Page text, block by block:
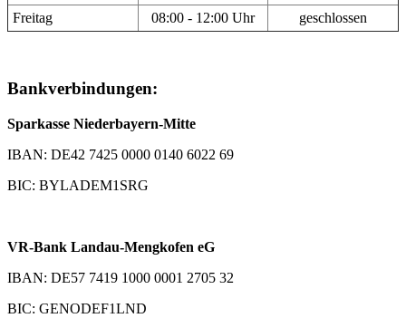
Freitag
08:00 - 12:00 Uhr geschlossen
Bankverbindungen:
Sparkasse Niederbayern-Mitte
IBAN: DE42 7425 0000 0140 6022 69
BIC: BYLADEM1SRG
VR-Bank Landau-Mengkofen eG
IBAN: DE57 7419 1000 0001 2705 32
BIC: GENODEF1LND